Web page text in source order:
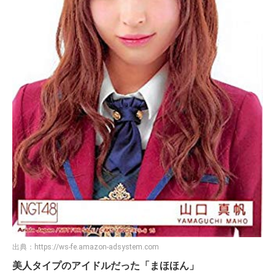
出典： https://ws-fe.amazon-adsystem.com
美人タイプのアイドルだった「まほほん」